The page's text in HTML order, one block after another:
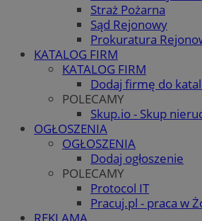
Straż Pożarna
Sąd Rejonowy
Prokuratura
KATALOG FIRM
KATALOG FIRM
Dodaj firmę do
POLECAMY
Skup.io - Skup
OGŁOSZENIA
OGŁOSZENIA
Dodaj ogłoszenie
POLECAMY
Protocol IT
Pracuj.pl - praca w